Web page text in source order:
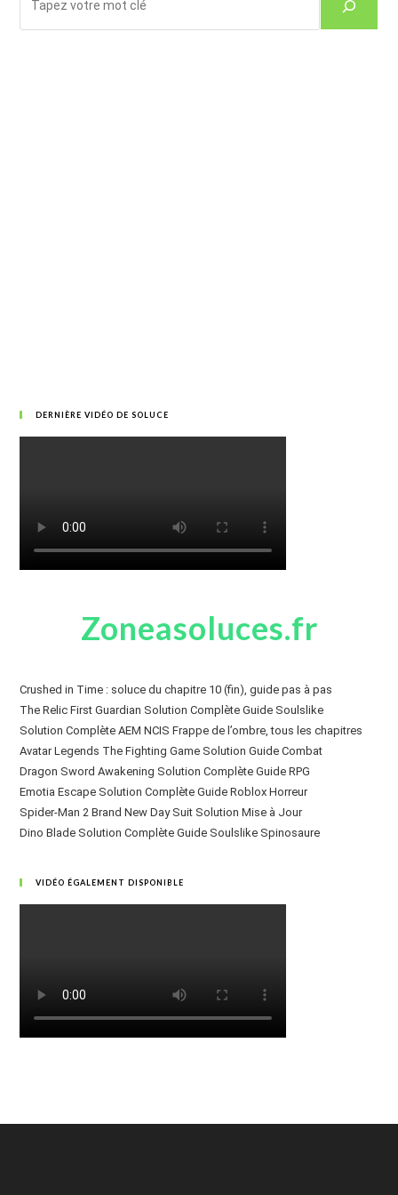
DERNIÈRE VIDÉO DE SOLUCE
Zoneasoluces.fr
Crushed in Time : soluce du chapitre 10 (fin), guide pas à pas
The Relic First Guardian Solution Complète Guide Soulslike
Solution Complète AEM NCIS Frappe de l’ombre, tous les chapitres
Avatar Legends The Fighting Game Solution Guide Combat
Dragon Sword Awakening Solution Complète Guide RPG
Emotia Escape Solution Complète Guide Roblox Horreur
Spider-Man 2 Brand New Day Suit Solution Mise à Jour
Dino Blade Solution Complète Guide Soulslike Spinosaure
VIDÉO ÉGALEMENT DISPONIBLE